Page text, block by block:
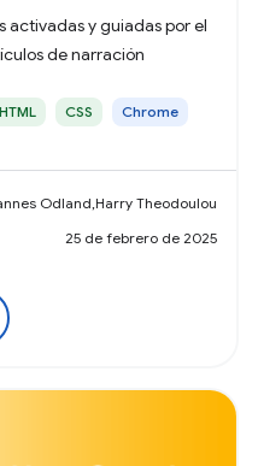
activadas y guiadas por el
de narración
HTML CSS Chrome
Odland,Harry Theodoulou
25 de febrero de 2025